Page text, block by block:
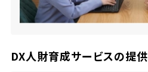
DX人財育成サービスの提供